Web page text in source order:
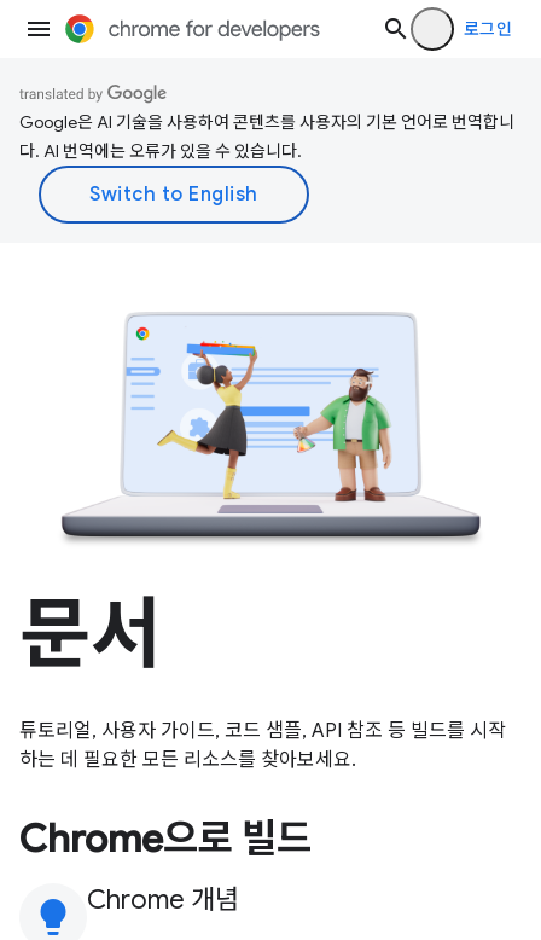
로그인
Google은 AI 기술을 사용하여 콘텐츠를 사용자의 기본 언어로 번역합니
다. AI 번역에는 오류가 있을 수 있습니다.
문서
튜토리얼, 사용자 가이드, 코드 샘플, API 참조 등 빌드를 시작
하는 데 필요한 모든 리소스를 찾아보세요.
Chrome으로 빌드
lightbulb Chrome 개념